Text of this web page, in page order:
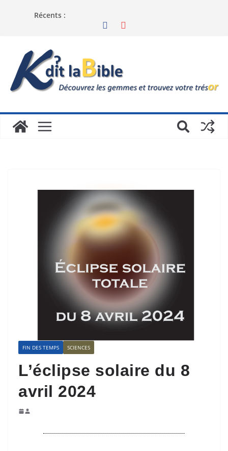
Récents :
FIN DES TEMPS SCIENCES
L’éclipse solaire du 8
avril 2024